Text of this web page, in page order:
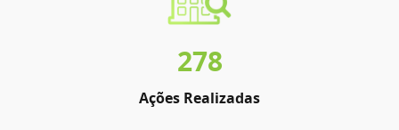
278
Ações Realizadas